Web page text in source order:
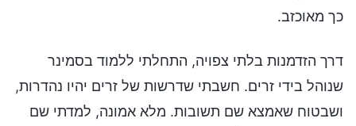
כך מאוכזב.
דרך הזדמנות בלתי צפויה, התחלתי ללמוד בסמינר
שנוהל בידי זרים. חשבתי שדרשות של זרים יהיו נהדרות,
ושבטוח שאמצא שם תשובות. מלא אמונה, למדתי שם